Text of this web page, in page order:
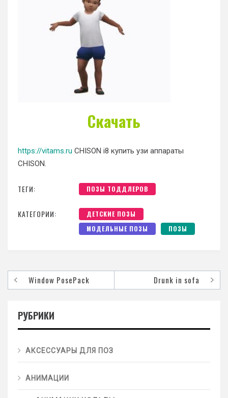
Скачать
https://vitams.ru CHISON i8 купить узи аппараты
CHISON.
ТЕГИ: ПОЗЫ ТОДДЛЕРОВ
КАТЕГОРИИ:
ДЕТСКИЕ ПОЗЫ
МОДЕЛЬНЫЕ ПОЗЫ
ПОЗЫ
Window PosePack Drunk in sofa
РУБРИКИ
АКСЕССУАРЫ ДЛЯ ПОЗ
АНИМАЦИИ